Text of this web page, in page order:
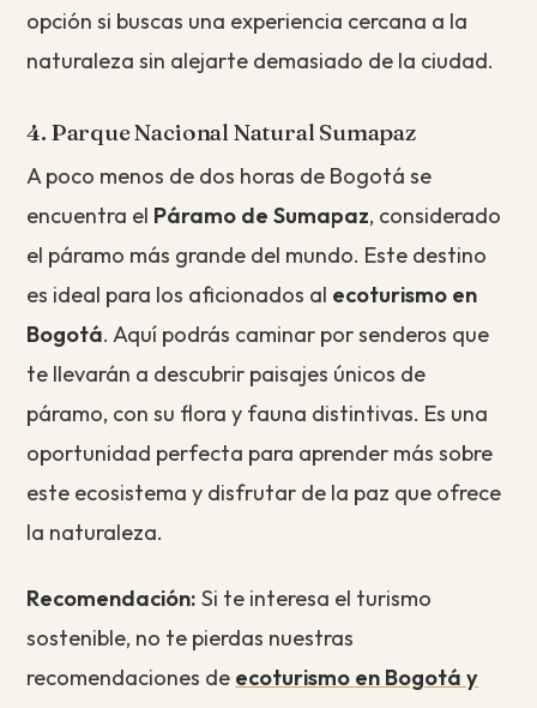
opción si buscas una experiencia cercana a la
naturaleza sin alejarte demasiado de la ciudad.
4. Parque Nacional Natural Sumapaz
A poco menos de dos horas de Bogotá se
encuentra el Páramo de Sumapaz, considerado
el páramo más grande del mundo. Este destino
es ideal para los aficionados al ecoturismo en
Bogotá. Aquí podrás caminar por senderos que
te llevarán a descubrir paisajes únicos de
páramo, con su flora y fauna distintivas. Es una
oportunidad perfecta para aprender más sobre
este ecosistema y disfrutar de la paz que ofrece
la naturaleza.
Recomendación: Si te interesa el turismo
sostenible, no te pierdas nuestras
recomendaciones de ecoturismo en Bogotá y